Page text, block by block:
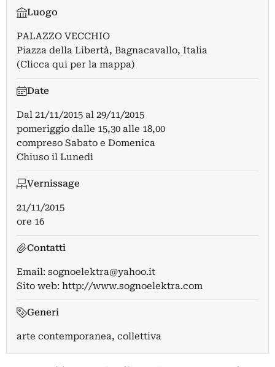
Luogo
PALAZZO VECCHIO
Piazza della Libertà, Bagnacavallo, Italia
(Clicca qui per la mappa)
Date
Dal 21/11/2015 al 29/11/2015
pomeriggio dalle 15,30 alle 18,00
compreso Sabato e Domenica
Chiuso il Lunedì
Vernissage
21/11/2015
ore 16
Contatti
Email: sognoelektra@yahoo.it
Sito web: http://www.sognoelektra.com
Generi
arte contemporanea, collettiva